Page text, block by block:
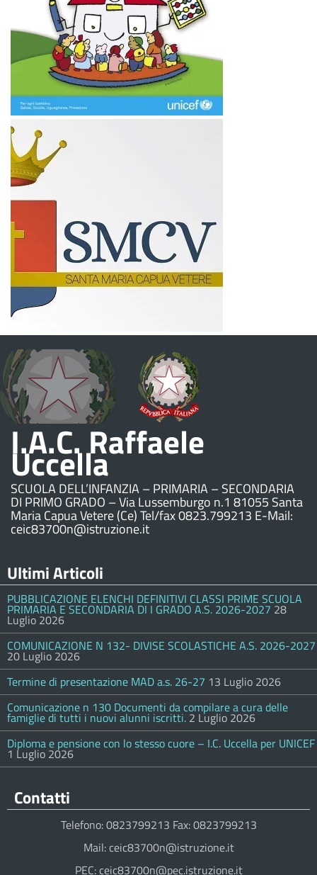
I.A.C. Raffaele
Uccella
SCUOLA DELL’INFANZIA – PRIMARIA – SECONDARIA
DI PRIMO GRADO – Via Lussemburgo n.1 81055 Santa
Maria Capua Vetere (Ce) Tel/fax 0823.799213 E-Mail:
ceic83700n@istruzione.it
Ultimi Articoli
PUBBLICAZIONE ELENCHI DEFINITIVI CLASSI PRIME SCUOLA
PRIMARIA E SECONDARIA DI I GRADO A.S. 2026-2027 28
Luglio 2026
COMUNICAZIONE N 132- DIVISE SCOLASTICHE A.S. 2026-2027
20 Luglio 2026
Termine di presentazione MAD a.s. 26-27 13 Luglio 2026
Comunicazione n 130 Documenti da compilare a cura delle
famiglie di tutti i nuovi alunni iscritti. 2 Luglio 2026
Diploma e pensione con lo stesso cuore – I.C. Uccella per UNICEF
1 Luglio 2026
Contatti
Telefono: 0823799213 Fax: 0823799213
Mail: ceic83700n@istruzione.it
PEC: ceic83700n@pec.istruzione.it